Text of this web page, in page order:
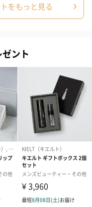
を守ること。
ていただいたオーガニ
お届けします。旅先や
！
。
をもっと見る
ント